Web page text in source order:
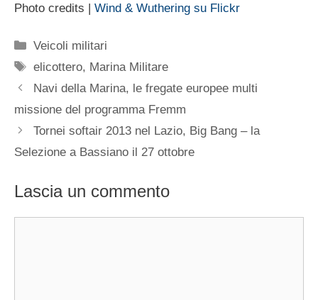
Photo credits | Wind & Wuthering su Flickr
Categorie
Veicoli militari
Tag
elicottero, Marina Militare
Navi della Marina, le fregate europee multi
missione del programma Fremm
Tornei softair 2013 nel Lazio, Big Bang – la
Selezione a Bassiano il 27 ottobre
Lascia un commento